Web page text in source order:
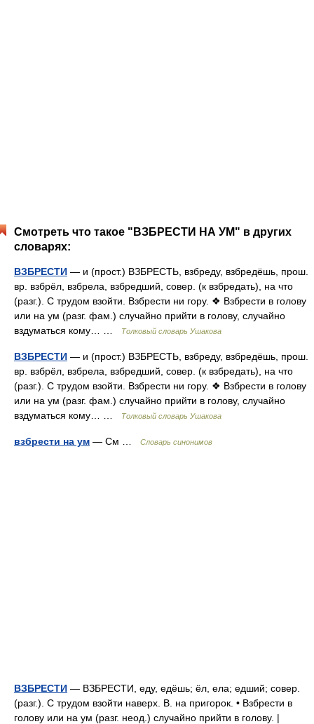
Смотреть что такое "ВЗБРЕСТИ НА УМ" в других
словарях:
ВЗБРЕСТИ — и (прост.) ВЗБРЕСТЬ, взбреду, взбредёшь, прош.
вр. взбрёл, взбрела, взбредший, совер. (к взбредать), на что
(разг.). С трудом взойти. Взбрести ни гору. ❖ Взбрести в голову
или на ум (разг. фам.) случайно прийти в голову, случайно
вздуматься кому… …
Толковый словарь Ушакова
ВЗБРЕСТИ — и (прост.) ВЗБРЕСТЬ, взбреду, взбредёшь, прош.
вр. взбрёл, взбрела, взбредший, совер. (к взбредать), на что
(разг.). С трудом взойти. Взбрести ни гору. ❖ Взбрести в голову
или на ум (разг. фам.) случайно прийти в голову, случайно
вздуматься кому… …
Толковый словарь Ушакова
взбрести на ум — См … Словарь синонимов
ВЗБРЕСТИ — ВЗБРЕСТИ, еду, едёшь; ёл, ела; едший; совер.
(разг.). С трудом взойти наверх. В. на пригорок. • Взбрести в
голову или на ум (разг. неод.) случайно прийти в голову. |